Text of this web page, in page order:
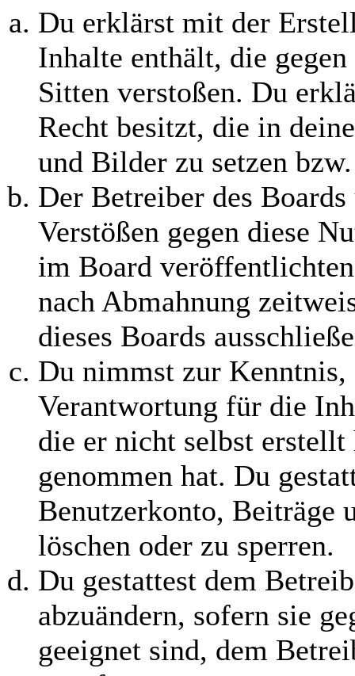
Du erklärst mit der
Inhalte enthält, die
Sitten verstoßen. Du
Recht besitzt, die in
und Bilder zu setzen
Der Betreiber des
Verstößen gegen diese
im Board
nach Abmahnung
dieses Boards
Du nimmst zur Kenntnis,
Verantwortung für die
die er nicht selbst
genommen hat. Du
Benutzerkonto, Beiträge
löschen oder zu sperren.
Du gestattest dem
abzuändern, sofern sie
geeignet sind, dem